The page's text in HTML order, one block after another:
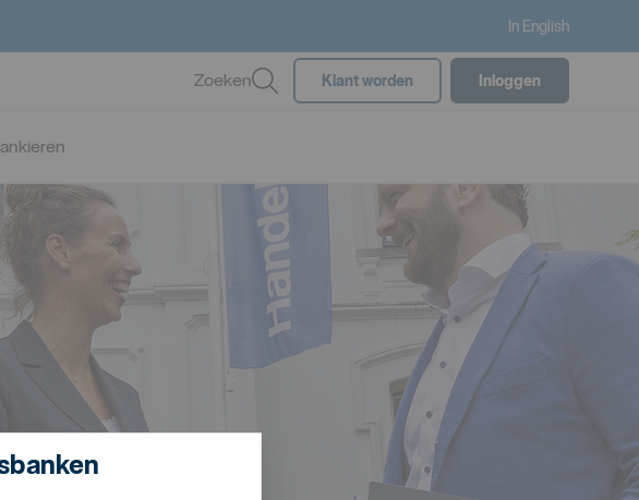
In English
Zoeken Klant worden Inloggen